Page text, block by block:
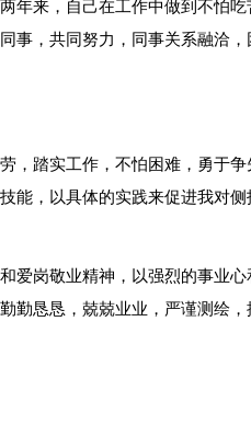
年来，自己在工作中做到不怕
事，共同努力，同事关系融洽，
，踏实工作，不怕困难，勇于
能，以具体的实践来促进我对
爱岗敬业精神，以强烈的事业
勤恳恳，兢兢业业，严谨测绘